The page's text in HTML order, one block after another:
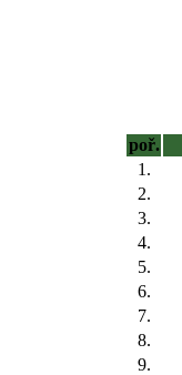
poř.
1.
2.
3.
4.
5.
6.
7.
8.
9.